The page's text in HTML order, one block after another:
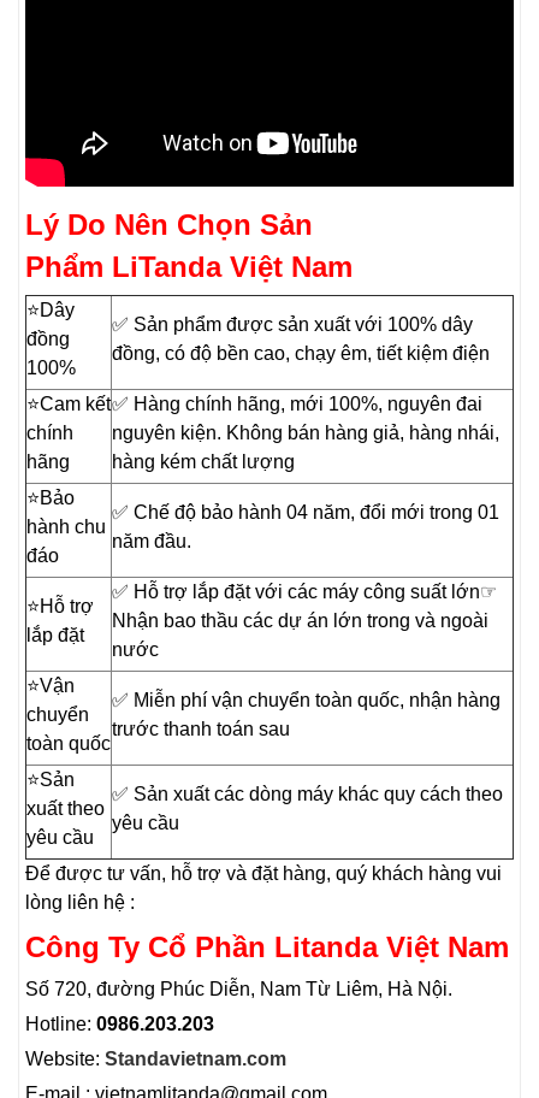
Lý Do Nên Chọn Sản
Phẩm LiTanda Việt Nam
⭐️Dây
đồng
100%
✅ Sản phẩm được sản xuất với 100% dây
đồng, có độ bền cao, chạy êm, tiết kiệm điện
⭐️Cam kết
chính
hãng
✅ Hàng chính hãng, mới 100%, nguyên đai
nguyên kiện. Không bán hàng giả, hàng nhái,
hàng kém chất lượng
⭐️Bảo
hành chu
đáo
✅ Chế độ bảo hành 04 năm, đổi mới trong 01
năm đầu.
⭐️Hỗ trợ
lắp đặt
✅ Hỗ trợ lắp đặt với các máy công suất lớn☞
Nhận bao thầu các dự án lớn trong và ngoài
nước
⭐️Vận
chuyển
toàn quốc
✅ Miễn phí vận chuyển toàn quốc, nhận hàng
trước thanh toán sau
⭐️Sản
xuất theo
yêu cầu
✅ Sản xuất các dòng máy khác quy cách theo
yêu cầu
Để được tư vấn, hỗ trợ và đặt hàng, quý khách hàng vui
lòng liên hệ :
Công Ty Cổ Phần Litanda Việt Nam
Số 720, đường Phúc Diễn, Nam Từ Liêm, Hà Nội.
Hotline: 0986.203.203
Website: Standavietnam.com
E-mail : vietnamlitanda@gmail.com